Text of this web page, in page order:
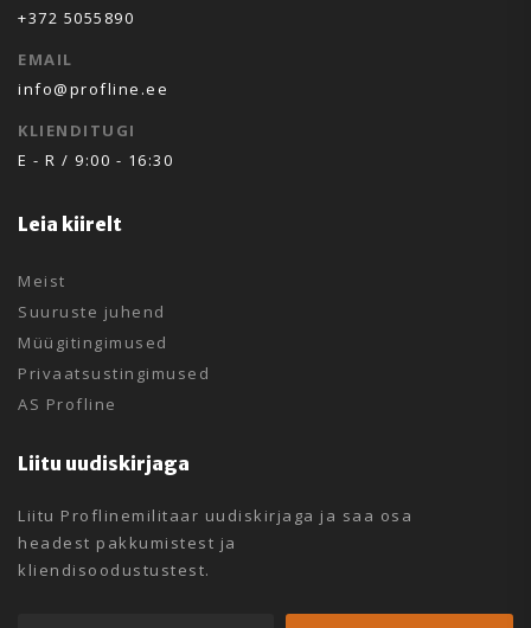
+372 5055890
EMAIL
info@profline.ee
KLIENDITUGI
E - R / 9:00 - 16:30
Leia kiirelt
Meist
Suuruste juhend
Müügitingimused
Privaatsustingimused
AS Profline
Liitu uudiskirjaga
Liitu Proflinemilitaar uudiskirjaga ja saa osa
headest pakkumistest ja
kliendisoodustustest.